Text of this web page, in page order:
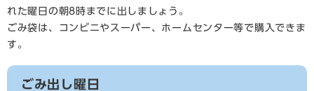
れた曜日の朝8時までに出しましょう。
ごみ袋は、コンビニやスーパー、ホームセンター等で購入できま
す。
ごみ出し曜日